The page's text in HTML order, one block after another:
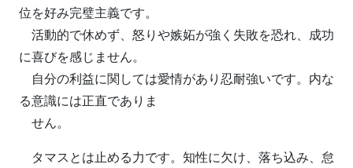
位を好み完璧主義です。
活動的で休めず、怒りや嫉妬が強く失敗を恐れ、成功
に喜びを感じません。
自分の利益に関しては愛情があり忍耐強いです。内な
る意識には正直でありま
せん。
タマスとは止める力です。知性に欠け、落ち込み、怠